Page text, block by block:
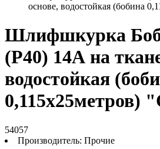
основе, водостойкая (бобина
Шлифшкурка
(P40) 14А на
водостойкая
0,115х25метров)
54057
Производитель: Прочие